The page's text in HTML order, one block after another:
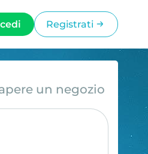
Registrati
un negozio